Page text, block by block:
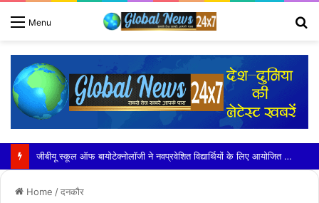
Menu
डी एम, एस एस पी ने लिया कांवड़ यात्रा का जायजा
Home /दनकौर